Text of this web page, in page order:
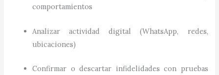
comportamientos
Analizar actividad digital (WhatsApp, redes,
ubicaciones)
Confirmar o descartar infidelidades con pruebas